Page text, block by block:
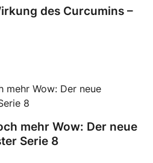
des Curcumins –
mehr Wow: Der neue
Serie 8